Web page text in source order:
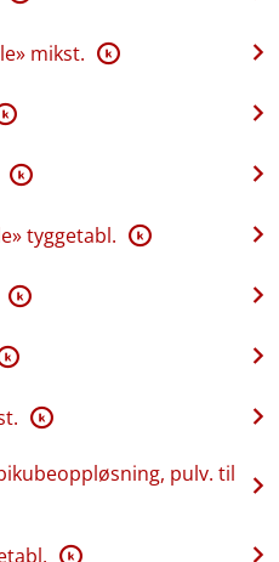
mikst. K
K
tyggetabl. K
K
K
pulv. til
K